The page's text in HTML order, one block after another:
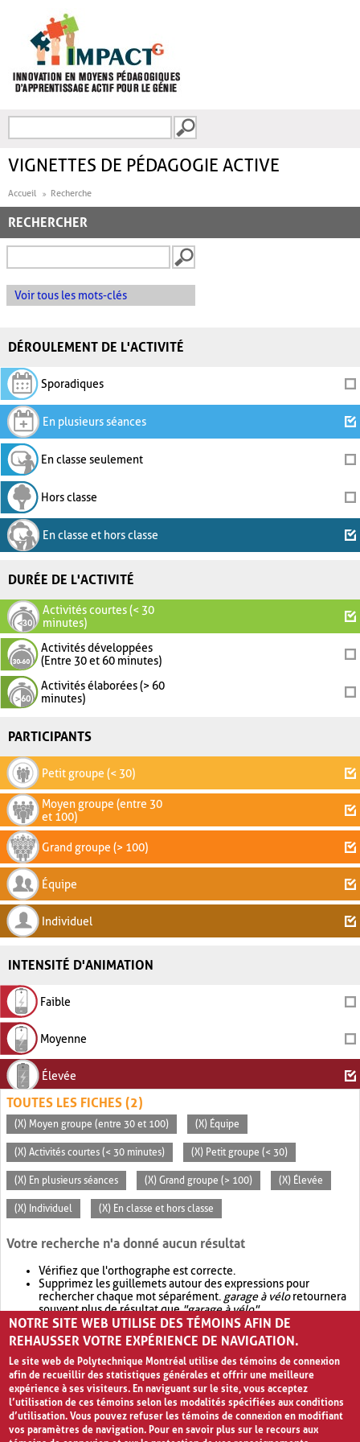
FORMULAIRE DE
VIGNETTES DE PÉDAGOGIE ACTIVE
Accueil Recherche
RECHERCHER
Voir tous les mots-clés
DÉROULEMENT DE L'ACTIVITÉ
Sporadiques
En plusieurs séances
En classe seulement
Hors classe
En classe et hors classe
DURÉE DE L'ACTIVITÉ
Activités courtes (< 30
minutes)
Activités développées
(Entre 30 et 60 minutes)
Activités élaborées (> 60
minutes)
PARTICIPANTS
Petit groupe (< 30)
Moyen groupe (entre 30
et 100)
Grand groupe (> 100)
Équipe
Individuel
INTENSITÉ D'ANIMATION
Faible
Moyenne
Élevée
TOUTES LES FICHES (2)
(X) Moyen groupe (entre 30 et 100) (X) Équipe
(X) Activités courtes (< 30 minutes) (X) Petit groupe (< 30)
(X) En plusieurs séances (X) Grand groupe (> 100) (X) Élevée
(X) Individuel (X) En classe et hors classe
Votre recherche n'a donné aucun résultat
Vérifiez que l'orthographe est correcte.
Supprimez les guillemets autour des expressions pour
rechercher chaque mot séparément. garage à véloretournera
souvent plus de résultat que"garage à vélo".
Envisagez d'élargir votre recherche avec OR.garage OR vélo
retournera souvent plus de résultat quegarage à vélo
NOTRE SITE WEB UTILISE DES TÉMOINS AFIN DE
REHAUSSER VOTRE EXPÉRIENCE DE NAVIGATION.
Le site web de Polytechnique Montréal utilise des témoins de connexion
afin de recueillir des statistiques générales et offrir une meilleure
expérience à ses visiteurs. En naviguant sur le site, vous acceptez
l’utilisation de ces témoins selon les modalités spécifiées aux conditions
d’utilisation. Vous pouvez refuser les témoins de connexion en modifiant
vos paramètres de navigation. Pour en savoir plus sur le recours aux